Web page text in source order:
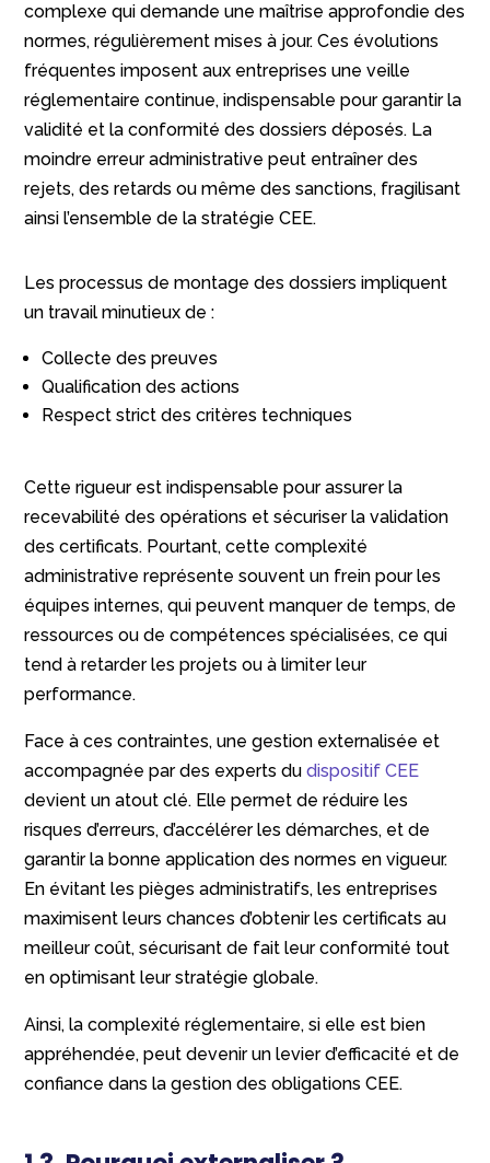
complexe qui demande une maîtrise approfondie des
normes, régulièrement mises à jour. Ces évolutions
fréquentes imposent aux entreprises une veille
réglementaire continue, indispensable pour garantir la
validité et la conformité des dossiers déposés. La
moindre erreur administrative peut entraîner des
rejets, des retards ou même des sanctions, fragilisant
ainsi l’ensemble de la stratégie CEE.
Les processus de montage des dossiers impliquent
un travail minutieux de :
Collecte des preuves
Qualification des actions
Respect strict des critères techniques
Cette rigueur est indispensable pour assurer la
recevabilité des opérations et sécuriser la validation
des certificats. Pourtant, cette complexité
administrative représente souvent un frein pour les
équipes internes, qui peuvent manquer de temps, de
ressources ou de compétences spécialisées, ce qui
tend à retarder les projets ou à limiter leur
performance.
Face à ces contraintes, une gestion externalisée et
accompagnée par des experts dudispositif CEE
devient un atout clé. Elle permet de réduire les
risques d’erreurs, d’accélérer les démarches, et de
garantir la bonne application des normes en vigueur.
En évitant les pièges administratifs, les entreprises
maximisent leurs chances d’obtenir les certificats au
meilleur coût, sécurisant de fait leur conformité tout
en optimisant leur stratégie globale.
Ainsi, la complexité réglementaire, si elle est bien
appréhendée, peut devenir un levier d’efficacité et de
confiance dans la gestion des obligations CEE.